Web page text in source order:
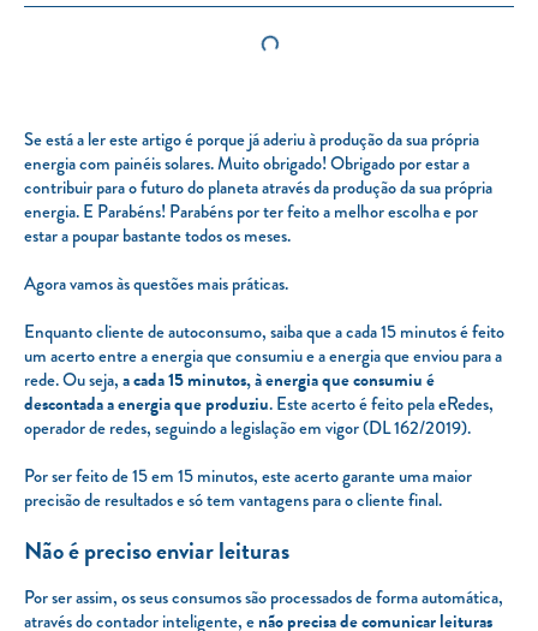
Se está a ler este artigo é porque já aderiu à produção da sua própria
energia com painéis solares. Muito obrigado! Obrigado por estar a
contribuir para o futuro do planeta através da produção da sua própria
energia. E Parabéns! Parabéns por ter feito a melhor escolha e por
estar a poupar bastante todos os meses.
Agora vamos às questões mais práticas.
Enquanto cliente de autoconsumo, saiba que a cada 15 minutos é feito
um acerto entre a energia que consumiu e a energia que enviou para a
rede. Ou seja,a cada 15 minutos, à energia que consumiu é
descontada a energia que produziu. Este acerto é feito pela eRedes,
operador de redes, seguindo a legislação em vigor (DL 162/2019).
Por ser feito de 15 em 15 minutos, este acerto garante uma maior
precisão de resultados e só tem vantagens para o cliente final.
Não é preciso enviar leituras
Por ser assim, os seus consumos são processados de forma automática,
através do contador inteligente, enão precisa de comunicar leituras